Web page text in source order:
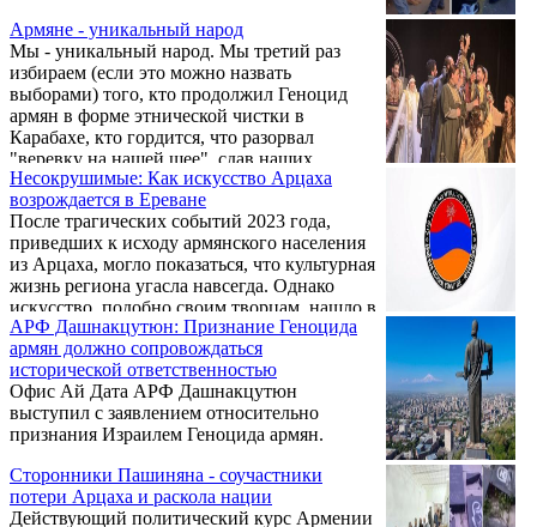
Армяне - уникальный народ
Мы - уникальный народ. Мы третий раз
избираем (если это можно назвать
выборами) того, кто продолжил Геноцид
армян в форме этнической чистки в
Карабахе, кто гордится, что разорвал
"веревку на нашей шее", сдав наших
соотечественников, но радуемся, что третья
страна, Израиль, признала Геноцид. И
обсуждаем, почему она это сделала.
Несокрушимые: Как искусство Арцаха
возрождается в Ереване
После трагических событий 2023 года,
приведших к исходу армянского населения
из Арцаха, могло показаться, что культурная
жизнь региона угасла навсегда. Однако
искусство, подобно своим творцам, нашло в
себе силы не просто выжить, но и зазвучать
с новой мощью. Сегодня в Ереване,
ставшем новым домом для многих
арцахцев, возрождаются знаковые
творческие коллективы, доказывая, что
культурная идентичность не имеет границ и
Степанакертского драматического театра и
Степанакертского ...
АРФ Дашнакцутюн: Признание Геноцида
армян должно сопровождаться
исторической ответственностью
Офис Ай Дата АРФ Дашнакцутюн
выступил с заявлением относительно
признания Израилем Геноцида армян.
Сторонники Пашиняна - соучастники
потери Арцаха и раскола нации
Действующий политический курс Армении